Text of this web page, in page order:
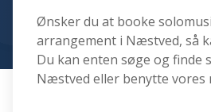
Ønsker du at booke
arrangement i Næstved, så
Du kan enten søge og
Næstved eller benytte vores